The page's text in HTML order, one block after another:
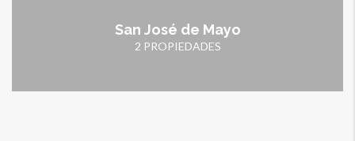
San José de Mayo
2 PROPIEDADES